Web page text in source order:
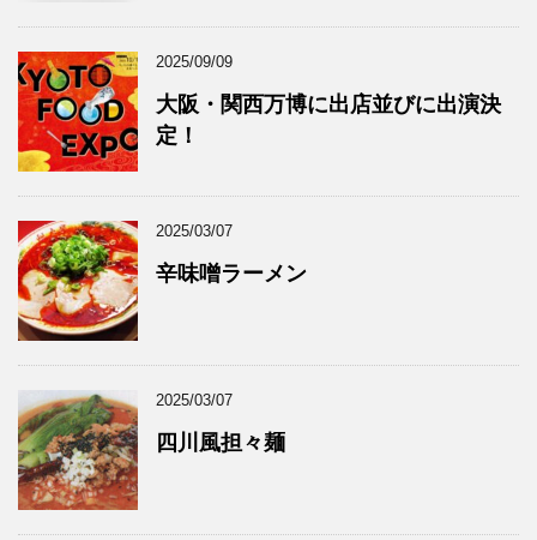
2025/09/09
大阪・関西万博に出店並びに出演決
定！
2025/03/07
辛味噌ラーメン
2025/03/07
四川風担々麺